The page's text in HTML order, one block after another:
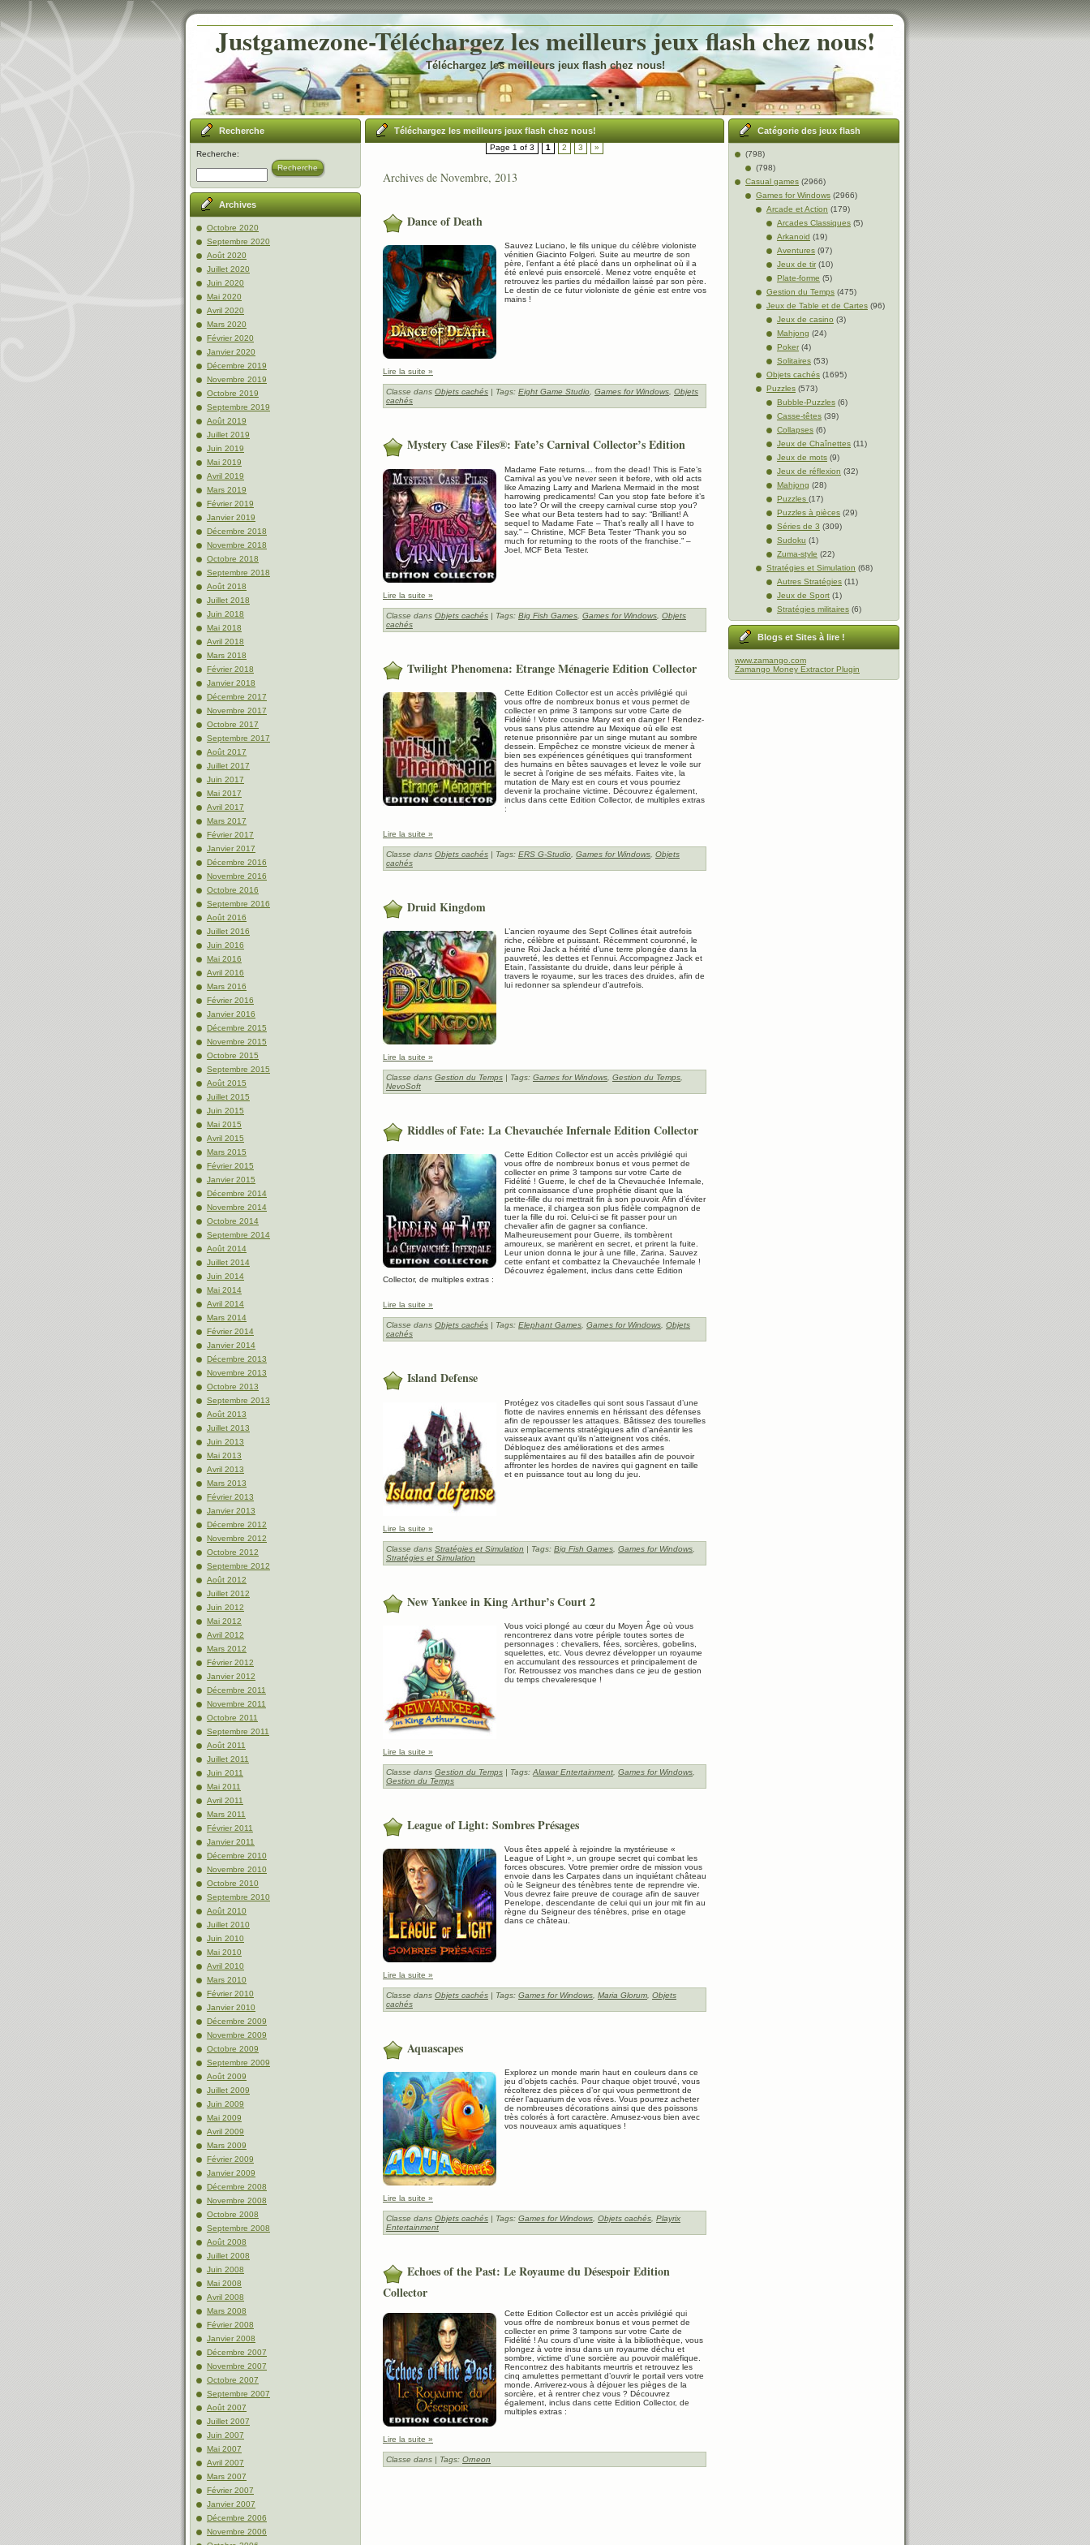
Justgamezone-Téléchargez les meilleurs jeux flash chez nous!
Téléchargez les meilleurs jeux flash chez nous!
Recherche
Recherche:
Recherche
Archives
Octobre 2020
Septembre 2020
Août 2020
Juillet 2020
Juin 2020
Mai 2020
Avril 2020
Mars 2020
Février 2020
Janvier 2020
Décembre 2019
Novembre 2019
Octobre 2019
Septembre 2019
Août 2019
Juillet 2019
Juin 2019
Mai 2019
Avril 2019
Mars 2019
Février 2019
Janvier 2019
Décembre 2018
Novembre 2018
Octobre 2018
Septembre 2018
Août 2018
Juillet 2018
Juin 2018
Mai 2018
Avril 2018
Mars 2018
Février 2018
Janvier 2018
Décembre 2017
Novembre 2017
Octobre 2017
Septembre 2017
Août 2017
Juillet 2017
Juin 2017
Mai 2017
Avril 2017
Mars 2017
Février 2017
Janvier 2017
Décembre 2016
Novembre 2016
Octobre 2016
Septembre 2016
Août 2016
Juillet 2016
Juin 2016
Mai 2016
Avril 2016
Mars 2016
Février 2016
Janvier 2016
Décembre 2015
Novembre 2015
Octobre 2015
Septembre 2015
Août 2015
Juillet 2015
Juin 2015
Mai 2015
Avril 2015
Mars 2015
Février 2015
Janvier 2015
Décembre 2014
Novembre 2014
Octobre 2014
Septembre 2014
Août 2014
Juillet 2014
Juin 2014
Mai 2014
Avril 2014
Mars 2014
Février 2014
Janvier 2014
Décembre 2013
Novembre 2013
Octobre 2013
Septembre 2013
Août 2013
Juillet 2013
Juin 2013
Mai 2013
Avril 2013
Mars 2013
Février 2013
Janvier 2013
Décembre 2012
Novembre 2012
Octobre 2012
Septembre 2012
Août 2012
Juillet 2012
Juin 2012
Mai 2012
Avril 2012
Mars 2012
Février 2012
Janvier 2012
Décembre 2011
Novembre 2011
Octobre 2011
Septembre 2011
Août 2011
Juillet 2011
Juin 2011
Mai 2011
Avril 2011
Mars 2011
Février 2011
Janvier 2011
Décembre 2010
Novembre 2010
Octobre 2010
Septembre 2010
Août 2010
Juillet 2010
Juin 2010
Mai 2010
Avril 2010
Mars 2010
Février 2010
Janvier 2010
Décembre 2009
Novembre 2009
Octobre 2009
Septembre 2009
Août 2009
Juillet 2009
Juin 2009
Mai 2009
Avril 2009
Mars 2009
Février 2009
Janvier 2009
Décembre 2008
Novembre 2008
Octobre 2008
Septembre 2008
Août 2008
Juillet 2008
Juin 2008
Mai 2008
Avril 2008
Mars 2008
Février 2008
Janvier 2008
Décembre 2007
Novembre 2007
Octobre 2007
Septembre 2007
Août 2007
Juillet 2007
Juin 2007
Mai 2007
Avril 2007
Mars 2007
Février 2007
Janvier 2007
Décembre 2006
Novembre 2006
Téléchargez les meilleurs jeux flash chez nous!
Page 1 of 3 1 2 3 »
Archives de Novembre, 2013
Dance of Death
Sauvez Luciano, le fils unique du célèbre violoniste
vénitien Giacinto Folgeri. Suite au meurtre de son
père, l’enfant a été placé dans un orphelinat où il a
été enlevé puis ensorcelé. Menez votre enquête et
retrouvez les parties du médaillon laissé par son père.
Le destin de ce futur violoniste de génie est entre vos
mains !
Lire la suite »
Classe dans Objets cachés | Tags: Eight Game Studio, Games for Windows, Objets
cachés
Mystery Case Files®: Fate’s Carnival Collector’s Edition
Madame Fate returns… from the dead! This is Fate’s
Carnival as you’ve never seen it before, with old acts
like Amazing Larry and Marlena Mermaid in the most
harrowing predicaments! Can you stop fate before it’s
too late? Or will the creepy carnival curse stop you?
See what our Beta testers had to say: “Brilliant! A
sequel to Madame Fate – That’s really all I have to
say.” – Christine, MCF Beta Tester “Thank you so
much for returning to the roots of the franchise.” –
Joel, MCF Beta Tester.
Lire la suite »
Classe dans Objets cachés | Tags: Big Fish Games Games for Windows Objets
cachés
Twilight Phenomena: Etrange Ménagerie Edition Collector
Cette Edition Collector est un accès privilégié qui
vous offre de nombreux bonus et vous permet de
collecter en prime 3 tampons sur votre Carte de
Fidélité ! Votre cousine Mary est en danger ! Rendez-
vous sans plus attendre au Mexique où elle est
retenue prisonnière par un singe mutant au sombre
dessein. Empêchez ce monstre vicieux de mener à
bien ses expériences génétiques qui transforment
des humains en bêtes sauvages et levez le voile sur
le secret à l’origine de ses méfaits. Faites vite, la
mutation de Mary est en cours et vous pourriez
devenir la prochaine victime. Découvrez également,
inclus dans cette Edition Collector, de multiples extras
:
Lire la suite »
Classe dans Objets cachés | Tags: ERS G-Studio Games for Windows Objets
cachés
Druid Kingdom
L’ancien royaume des Sept Collines était autrefois
riche, célèbre et puissant. Récemment couronné, le
jeune Roi Jack a hérité d’une terre plongée dans la
pauvreté, les dettes et l’ennui. Accompagnez Jack et
Etain, l’assistante du druide, dans leur périple à
travers le royaume, sur les traces des druides, afin de
lui redonner sa splendeur d’autrefois.
Lire la suite »
Classe dans Gestion du Temps | Tags: Games for Windows Gestion du Temps
NevoSoft
Riddles of Fate: La Chevauchée Infernale Edition Collector
Cette Edition Collector est un accès privilégié qui
vous offre de nombreux bonus et vous permet de
collecter en prime 3 tampons sur votre Carte de
Fidélité ! Guerre, le chef de la Chevauchée Infernale,
prit connaissance d’une prophétie disant que la
petite-fille du roi mettrait fin à son pouvoir. Afin d’éviter
la menace, il chargea son plus fidèle compagnon de
tuer la fille du roi. Celui-ci se fit passer pour un
chevalier afin de gagner sa confiance.
Malheureusement pour Guerre, ils tombèrent
amoureux, se marièrent en secret, et prirent la fuite.
Leur union donna le jour à une fille, Zarina. Sauvez
cette enfant et combattez la Chevauchée Infernale !
Découvrez également, inclus dans cette Edition
Collector, de multiples extras :
Lire la suite »
Classe dans Objets cachés | Tags: Elephant Games, Games for Windows, Objets
cachés
Island Defense
Protégez vos citadelles qui sont sous l’assaut d’une
flotte de navires ennemis en hérissant des défenses
afin de repousser les attaques. Bâtissez des tourelles
aux emplacements stratégiques afin d’anéantir les
vaisseaux avant qu’ils n’atteignent vos cités.
Débloquez des améliorations et des armes
supplémentaires au fil des batailles afin de pouvoir
affronter les hordes de navires qui gagnent en taille
et en puissance tout au long du jeu.
Lire la suite »
Classe dans Stratégies et Simulation | Tags: Big Fish Games Games for Windows
Stratégies et Simulation
New Yankee in King Arthur’s Court 2
Vous voici plongé au cœur du Moyen Âge où vous
rencontrerez dans votre périple toutes sortes de
personnages : chevaliers, fées, sorcières, gobelins,
squelettes, etc. Vous devrez développer un royaume
en accumulant des ressources et principalement de
l’or. Retroussez vos manches dans ce jeu de gestion
du temps chevaleresque !
Lire la suite »
Classe dans Gestion du Temps | Tags: Alawar Entertainment Games for Windows
Gestion du Temps
League of Light: Sombres Présages
Vous êtes appelé à rejoindre la mystérieuse «
League of Light », un groupe secret qui combat les
forces obscures. Votre premier ordre de mission vous
envoie dans les Carpates dans un inquiétant château
où le Seigneur des ténèbres tente de reprendre vie.
Vous devrez faire preuve de courage afin de sauver
Penelope, descendante de celui qui un jour mit fin au
règne du Seigneur des ténèbres, prise en otage
dans ce château.
Lire la suite »
Classe dans Objets cachés | Tags: Games for Windows Maria Glorum Objets
cachés
Aquascapes
Explorez un monde marin haut en couleurs dans ce
jeu d’objets cachés. Pour chaque objet trouvé, vous
récolterez des pièces d’or qui vous permettront de
créer l’aquarium de vos rêves. Vous pourrez acheter
de nombreuses décorations ainsi que des poissons
très colorés à fort caractère. Amusez-vous bien avec
vos nouveaux amis aquatiques !
Lire la suite »
Classe dans Objets cachés | Tags: Games for Windows, Objets cachés, Playrix
Entertainment
Echoes of the Past: Le Royaume du Désespoir Edition
Collector
Cette Edition Collector est un accès privilégié qui
vous offre de nombreux bonus et vous permet de
collecter en prime 3 tampons sur votre Carte de
Fidélité ! Au cours d’une visite à la bibliothèque, vous
plongez à votre insu dans un royaume déchu et
sombre, victime d’une sorcière au pouvoir maléfique.
Rencontrez des habitants meurtris et retrouvez les
cinq amulettes permettant d’ouvrir le portail vers votre
monde. Arriverez-vous à déjouer les pièges de la
sorcière, et à rentrer chez vous ? Découvrez
également, inclus dans cette Edition Collector, de
multiples extras :
Lire la suite »
Classe dans | Tags: Orneon
Catégorie des jeux flash
(798)
(798)
Casual games (2966)
Games for Windows (2966)
Arcade et Action (179)
Arcades Classiques (5)
Arkanoid (19)
Aventures (97)
Jeux de tir(10)
Plate-forme (5)
Gestion du Temps (475)
Jeux de Table et de Cartes (96)
Jeux de casino (3)
Mahjong (24)
Poker(4)
Solitaires (53)
Objets cachés (1695)
Puzzles (573)
Bubble-Puzzles (6)
Casse-têtes (39)
Collapses (6)
Jeux de Chaînettes (11)
Jeux de mots (9)
Jeux de réflexion (32)
Mahjong (28)
Puzzles (17)
Puzzles à pièces (29)
Séries de 3 (309)
Sudoku (1)
Zuma-style (22)
Stratégies et Simulation (68)
Autres Stratégies (11)
Jeux de Sport (1)
Stratégies militaires (6)
Blogs et Sites à lire !
www.zamango.com
Zamango Money Extractor Plugin